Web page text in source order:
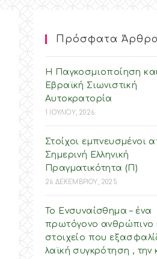
Πρόσφατα
Η Παγκοσμιοποίηση
Εβραϊκή Σιωνιστική
Αυτοκρατορία
1 ΙΟΥΛΙΟΥ, 2026
Στοίχοι εμπνευσμένοι
Σημερινή Ελληνική
Πραγματικότητα (Π)
26 ΔΕΚΕΜΒΡΙΟΥ, 2025
Το Ενσυναίσθημα – ένα
πρωτόγονο ανθρώπινο
στοιχείο που
λαϊκή συγκρότηση , την